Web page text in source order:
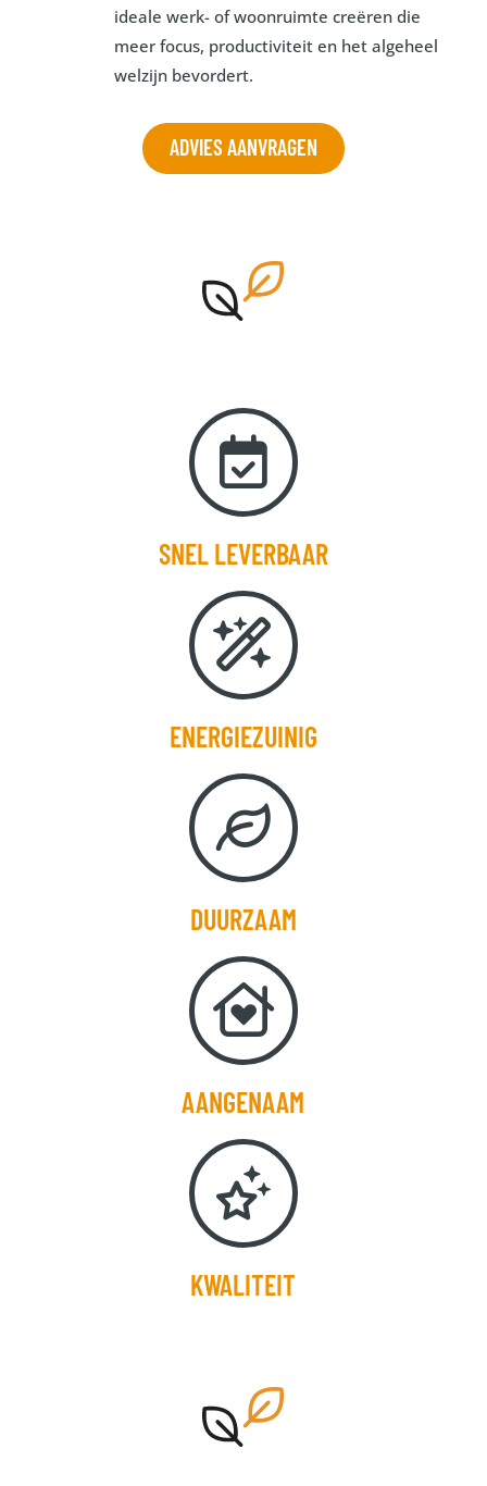
ideale werk- of woonruimte creëren die
meer focus, productiviteit en het algeheel
welzijn bevordert.
ADVIES AANVRAGEN
SNEL LEVERBAAR
ENERGIEZUINIG
DUURZAAM
AANGENAAM
KWALITEIT